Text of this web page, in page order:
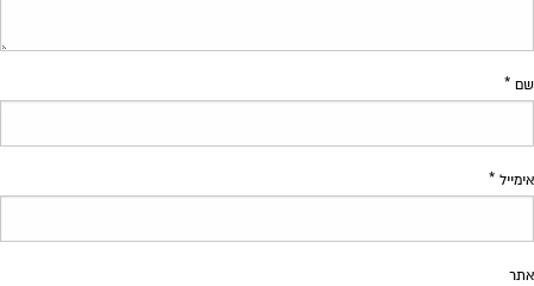
שם *
אימייל *
אתר